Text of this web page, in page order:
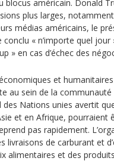
blocus américain. Donald
plus larges,
médias américains, le
« n’importe quel jour
» en cas d’échec des
et
au sein de la
Nations unies avertit
et en Afrique, pourraient
pas rapidement.
livraisons de carburant et
alimentaires et des